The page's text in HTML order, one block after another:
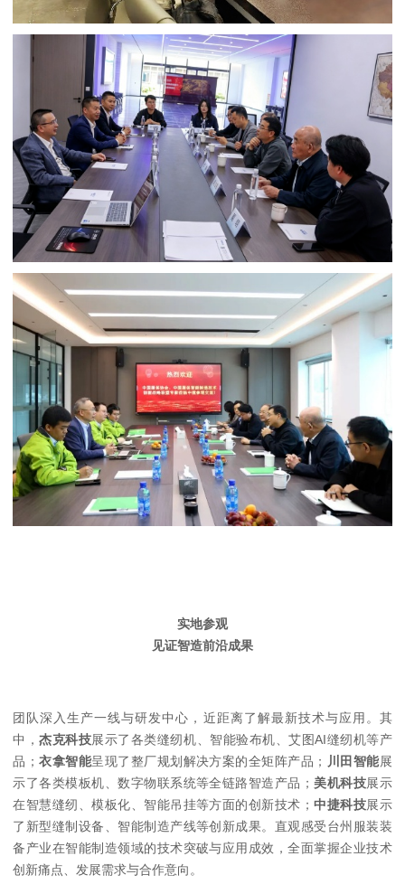
实地参观
见证智造前沿成果
团队深入生产一线与研发中心，近距离了解最新技术与应用。其
中，杰克科技展示了各类缝纫机、智能验布机、艾图AI缝纫机等产
品； 衣拿智能呈现了整厂规划解决方案的全矩阵产品； 川田智能展
示了各类模板机、数字物联系统等全链路智造产品； 美机科技展示
在智慧缝纫、模板化、智能吊挂等方面的创新技术； 中捷科技展示
了新型缝制设备、智能制造产线等创新成果。直观感受台州服装装
备产业在智能制造领域的技术突破与应用成效，全面掌握企业技术
创新痛点、发展需求与合作意向。